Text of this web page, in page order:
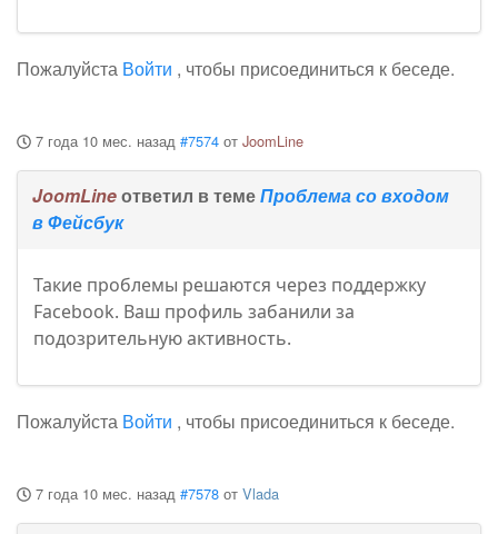
Пожалуйста Войти , чтобы присоединиться к беседе.
7 года 10 мес. назад #7574 от JoomLine
JoomLineответил в темеПроблема со входом
в Фейсбук
Такие проблемы решаются через поддержку
Facebook. Ваш профиль забанили за
подозрительную активность.
Пожалуйста Войти , чтобы присоединиться к беседе.
7 года 10 мес. назад #7578 от Vlada